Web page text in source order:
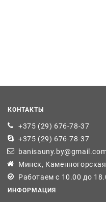
КОНТАКТЫ
+375 (29) 676-78-37
+375 (29) 676-78-37
Минск,
Работаем с 10.00 до
ИНФОРМАЦИЯ